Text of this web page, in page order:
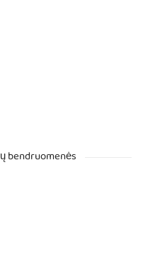
bendruomenės